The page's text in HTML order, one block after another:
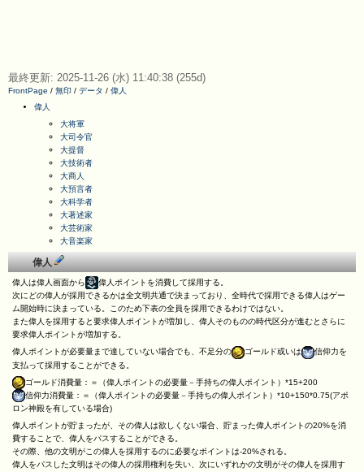
最終更新: 2025-11-26 (水) 11:40:38 (255d)
FrontPage / 無印 / データ / 偉人
偉人
大将軍
大司令官
大提督
大技術者
大商人
大預言者
大科学者
大著述家
大芸術家
大音楽家
偉人
偉人は偉人画面から
偉人ポイントを消費して採用する。
次にどの偉人が採用できるかは全文明共通で決まっており、全時代で採用できる偉人はゲー
ム開始時に決まっている。このため下表の全員を採用できるわけではない。
また偉人を採用すると要求偉人ポイントが増加し、偉人そのものの時代区分が進むとさらに
要求偉人ポイントが増加する。
偉人ポイントが必要量まで達していない場合でも、不足分の
ゴールド或いは
信仰力を
支払って採用することができる。
ゴールド消費量：＝（偉人ポイントの必要量－手持ちの偉人ポイント）*15+200
信仰力消費量：＝（偉人ポイントの必要量－手持ちの偉人ポイント）*10+150*0.75(アポ
ロン神殿を有している場合)
偉人ポイントが貯まったが、その偉人は欲しくない場合、貯まった偉人ポイントの20%を消
費することで、偉人をパスすることができる。
その際、他の文明がこの偉人を採用するのに必要なポイントは-20%される。
偉人をパスした文明はその偉人の採用権利を失い、次にいずれかの文明がその偉人を採用す